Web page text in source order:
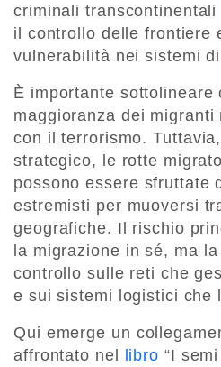
criminali
il controllo delle frontiere
vulnerabilità nei sistemi
È importante sottolineare
maggioranza dei
con il terrorismo.
strategico, le rotte
possono essere sfruttate
estremisti per muoversi
geografiche. Il rischio
la migrazione in sé, ma
controllo sulle reti che
e sui sistemi logistici che
Qui emerge un
affrontato nel libro “I semi